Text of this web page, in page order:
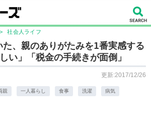
> 社会人ライフ
、親のありがたみを1番実感する
い」「税金の手続きが面倒」
更新:2017/12/26
親 一人暮らし 食事 洗濯 病気